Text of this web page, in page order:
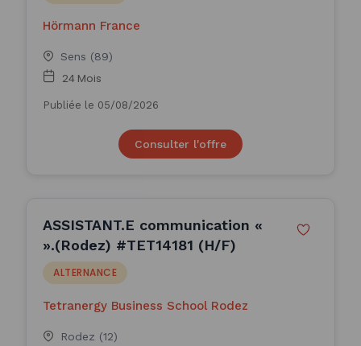
Hörmann France
Sens (89)
24 Mois
Publiée le 05/08/2026
Consulter l'offre
ASSISTANT.E communication «
».(Rodez) #TET14181 (H/F)
ALTERNANCE
Tetranergy Business School Rodez
Rodez (12)